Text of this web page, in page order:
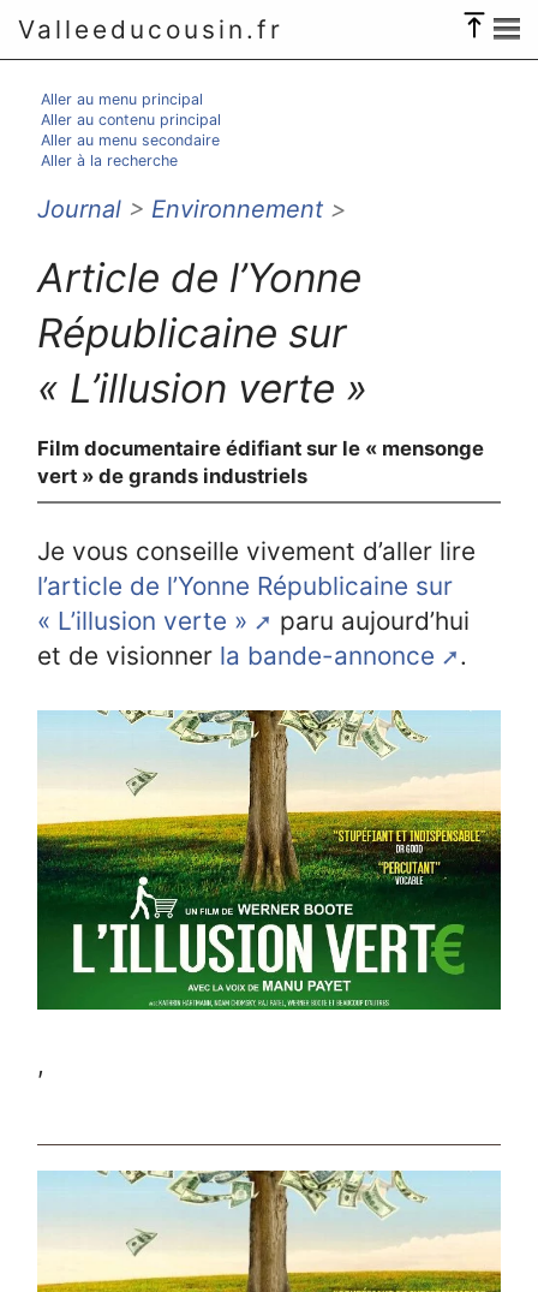
Valleeducousin.fr
Aller au menu principal
Aller au contenu principal
Aller au menu secondaire
Aller à la recherche
Journal > Environnement >
Article de l’Yonne
Républicaine sur
« L’illusion verte »
Film documentaire édifiant sur le « mensonge
vert » de grands industriels
Je vous conseille vivement d’aller lire
l’article de l’Yonne Républicaine sur
« L’illusion verte »
paru aujourd’hui
et de visionner la bande-annonce .
,